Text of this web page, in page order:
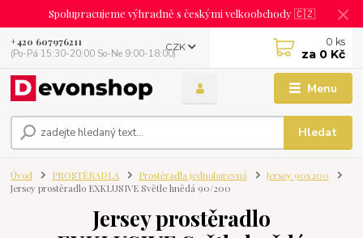
Spolupracujeme výhradně s českými velkoobchody 🇨🇿
Menu
CZK
Hledat
+420 607976211
(Po-Pá 15:30-20:00 So-Ne 9:00-18:00)
0 ks
za 0 Kč
Úvod PROSTĚRADLA Prostěradla jednobarevná
Jersey 90x200
Jersey prostěradlo EXKLUSIVE Světle hnědá 90/200
Jersey prostěradlo